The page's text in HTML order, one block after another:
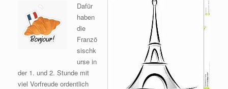
Dafür
haben
die
Franzö
sischk
urse in
der 1. und 2. Stunde mit
viel Vorfreude ordentlich